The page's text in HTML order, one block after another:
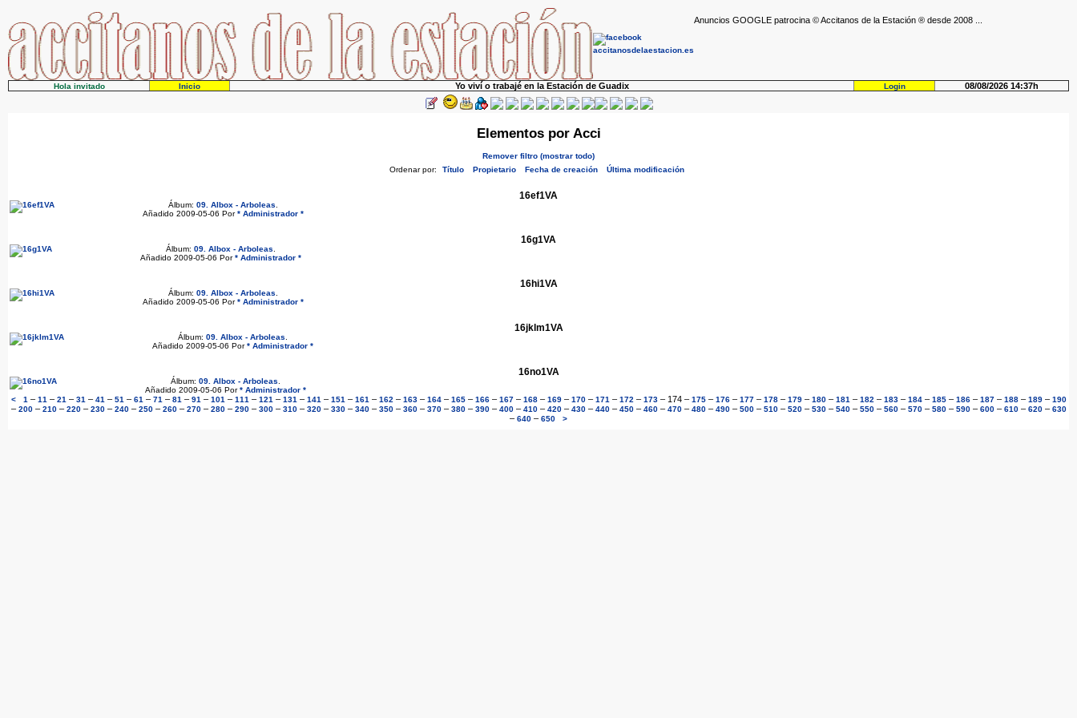
Anuncios GOOGLE patrocina © Accitanos de la Estación ® desde 2008 ...
Hola invitado Inicio Yo viví o trabajé en la Estación de Guadix Login 08/08/2026 14:37h
Elementos por Acci
Remover filtro (mostrar todo)
Ordenar por:
Título Propietario Fecha de creación Última modificación
16ef1VA
Álbum: 09. Albox - Arboleas
Añadido 2009-05-06 Por* Administrador *
16g1VA
Álbum: 09. Albox - Arboleas
Añadido 2009-05-06 Por* Administrador *
16hi1VA
Álbum: 09. Albox - Arboleas
Añadido 2009-05-06 Por* Administrador *
16jklm1VA
Álbum: 09. Albox - Arboleas
Añadido 2009-05-06 Por* Administrador *
16no1VA
Álbum: 09. Albox - Arboleas
Añadido 2009-05-06 Por* Administrador *
<
1 – 11 – 21 – 31 – 41 – 51 – 61 – 71 – 81 – 91 – 101 – 111 – 121 – 131 – 141 – 151 – 161 – 162 – 163– 164– 165– 166– 167– 168– 169– 170– 171 – 172 – 173– 174– 175– 176– 177– 178– 179– 180– 181 – 182 – 183– 184– 185– 186– 187– 188– 189– 190
– 200– 210– 220– 230– 240– 250– 260– 270– 280– 290– 300– 310– 320– 330– 340– 350– 360– 370– 380– 390– 400– 410– 420– 430– 440– 450– 460– 470– 480– 490– 500– 510– 520– 530– 540– 550– 560– 570– 580– 590– 600– 610– 620– 630
– 640 – 650 >